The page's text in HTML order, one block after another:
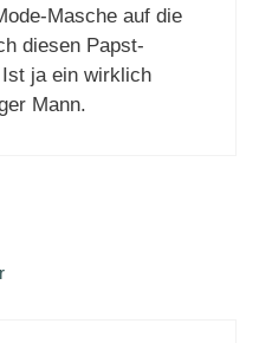
Masche auf die
diesen Papst-
ja ein wirklich
Mann.